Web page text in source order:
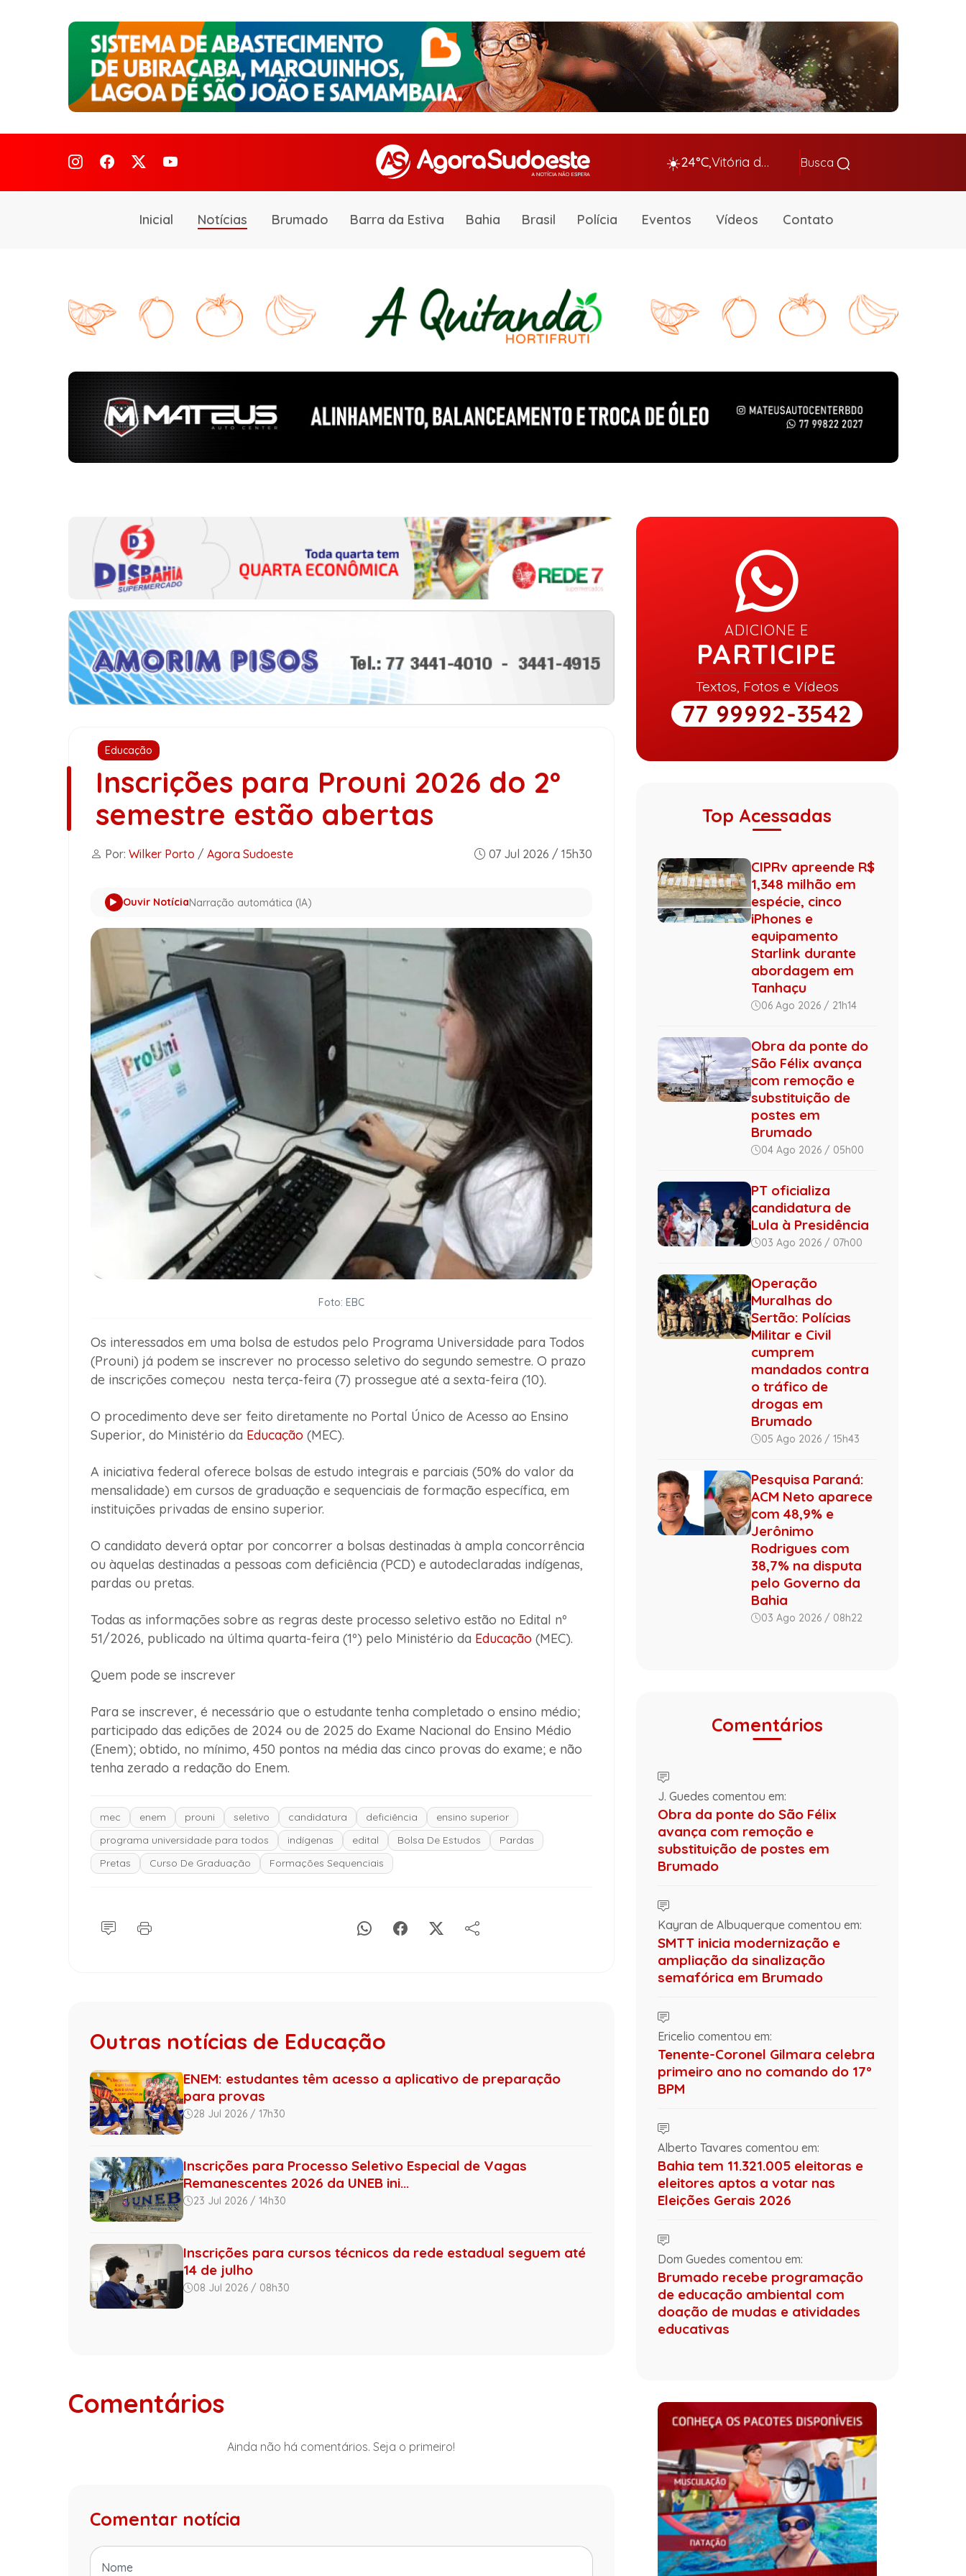
☀️24°C, Vitória da Conq… Busca
Inicial Notícias Brumado Barra da Estiva Bahia Brasil Polícia Eventos Vídeos Contato
Educação
Inscrições para Prouni 2026 do 2º
semestre estão abertas
Por: Wilker Porto / Agora Sudoeste 07 Jul 2026 / 15h30
Ouvir NotíciaNarração automática (IA)
Foto: EBC
Os interessados em uma bolsa de estudos pelo Programa Universidade para Todos
(Prouni) já podem se inscrever no processo seletivo do segundo semestre. O prazo
de inscrições começou nesta terça-feira (7) prossegue até a sexta-feira (10).
O procedimento deve ser feito diretamente no Portal Único de Acesso ao Ensino
Superior, do Ministério da Educação (MEC).
A iniciativa federal oferece bolsas de estudo integrais e parciais (50% do valor da
mensalidade) em cursos de graduação e sequenciais de formação específica, em
instituições privadas de ensino superior.
O candidato deverá optar por concorrer a bolsas destinadas à ampla concorrência
ou àquelas destinadas a pessoas com deficiência (PCD) e autodeclaradas indígenas,
pardas ou pretas.
Todas as informações sobre as regras deste processo seletivo estão no Edital nº
51/2026, publicado na última quarta-feira (1º) pelo Ministério da Educação (MEC).
Quem pode se inscrever
Para se inscrever, é necessário que o estudante tenha completado o ensino médio;
participado das edições de 2024 ou de 2025 do Exame Nacional do Ensino Médio
(Enem); obtido, no mínimo, 450 pontos na média das cinco provas do exame; e não
tenha zerado a redação do Enem.
mec enem prouni seletivo candidatura deficiência
ensino superior
programa universidade para todos
indígenas edital Bolsa De Estudos
Pardas
Pretas
Curso De Graduação Formações Sequenciais
Outras notícias de Educação
ENEM: estudantes têm acesso a aplicativo de preparação
para provas
28 Jul 2026 / 17h30
Inscrições para Processo Seletivo Especial de Vagas
Remanescentes 2026 da UNEB ini...
23 Jul 2026 / 14h30
Inscrições para cursos técnicos da rede estadual seguem até
14 de julho
08 Jul 2026 / 08h30
Comentários
Ainda não há comentários. Seja o primeiro!
Comentar notícia
ADICIONE E
PARTICIPE
Textos, Fotos e Vídeos
77 99992-3542
Top Acessadas
CIPRv apreende R$
1,348 milhão em
espécie, cinco
iPhones e
equipamento
Starlink durante
abordagem em
Tanhaçu
06 Ago 2026 / 21h14
Obra da ponte do
São Félix avança
com remoção e
substituição de
postes em
Brumado
04 Ago 2026 / 05h00
PT oficializa
candidatura de
Lula à Presidência
03 Ago 2026 / 07h00
Operação
Muralhas do
Sertão: Polícias
Militar e Civil
cumprem
mandados contra
o tráfico de
drogas em
Brumado
05 Ago 2026 / 15h43
Pesquisa Paraná:
ACM Neto aparece
com 48,9% e
Jerônimo
Rodrigues com
38,7% na disputa
pelo Governo da
Bahia
03 Ago 2026 / 08h22
Comentários
J. Guedes comentou em:
Obra da ponte do São Félix
avança com remoção e
substituição de postes em
Brumado
Kayran de Albuquerque comentou em:
SMTT inicia modernização e
ampliação da sinalização
semafórica em Brumado
Ericelio comentou em:
Tenente-Coronel Gilmara celebra
primeiro ano no comando do 17º
BPM
Alberto Tavares comentou em:
Bahia tem 11.321.005 eleitoras e
eleitores aptos a votar nas
Eleições Gerais 2026
Dom Guedes comentou em:
Brumado recebe programação
de educação ambiental com
doação de mudas e atividades
educativas